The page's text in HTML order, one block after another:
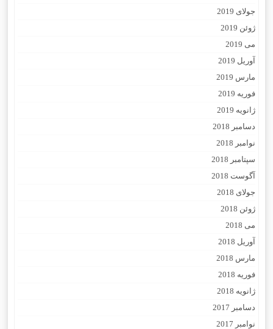
جولای 2019
ژوئن 2019
می 2019
آوریل 2019
مارس 2019
فوریه 2019
ژانویه 2019
دسامبر 2018
نوامبر 2018
سپتامبر 2018
آگوست 2018
جولای 2018
ژوئن 2018
می 2018
آوریل 2018
مارس 2018
فوریه 2018
ژانویه 2018
دسامبر 2017
نوامبر 2017